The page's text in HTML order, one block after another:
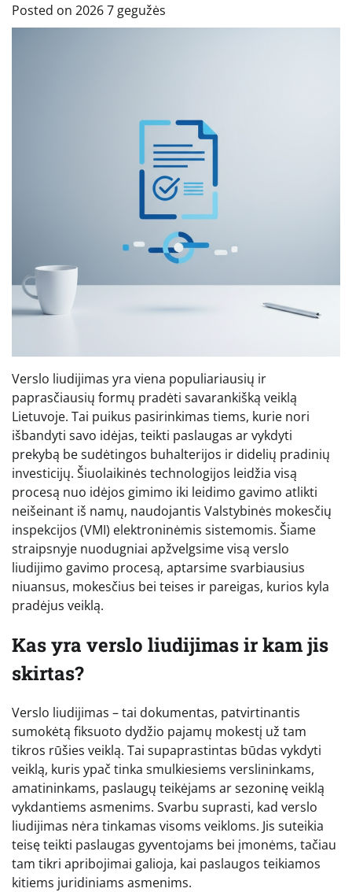
Posted on 2026 7 gegužės
Verslo liudijimas yra viena populiariausių ir
paprasčiausių formų pradėti savarankišką veiklą
Lietuvoje. Tai puikus pasirinkimas tiems, kurie nori
išbandyti savo idėjas, teikti paslaugas ar vykdyti
prekybą be sudėtingos buhalterijos ir didelių pradinių
investicijų. Šiuolaikinės technologijos leidžia visą
procesą nuo idėjos gimimo iki leidimo gavimo atlikti
neišeinant iš namų, naudojantis Valstybinės mokesčių
inspekcijos (VMI) elektroninėmis sistemomis. Šiame
straipsnyje nuodugniai apžvelgsime visą verslo
liudijimo gavimo procesą, aptarsime svarbiausius
niuansus, mokesčius bei teises ir pareigas, kurios kyla
pradėjus veiklą.
Kas yra verslo liudijimas ir kam jis
skirtas?
Verslo liudijimas – tai dokumentas, patvirtinantis
sumokėtą fiksuoto dydžio pajamų mokestį už tam
tikros rūšies veiklą. Tai supaprastintas būdas vykdyti
veiklą, kuris ypač tinka smulkiesiems verslininkams,
amatininkams, paslaugų teikėjams ar sezoninę veiklą
vykdantiems asmenims. Svarbu suprasti, kad verslo
liudijimas nėra tinkamas visoms veikloms. Jis suteikia
teisę teikti paslaugas gyventojams bei įmonėms, tačiau
tam tikri apribojimai galioja, kai paslaugos teikiamos
kitiems juridiniams asmenims.